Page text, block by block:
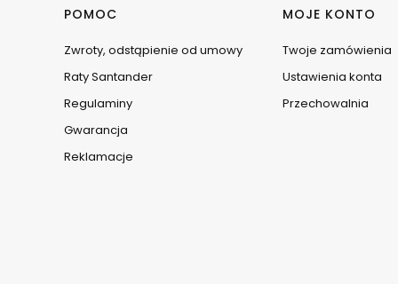
Linki w stopce
POMOC
Zwroty, odstąpienie od umowy
Raty Santander
Regulaminy
Gwarancja
Reklamacje
MOJE KONTO
Twoje zamówienia
Ustawienia konta
Przechowalnia